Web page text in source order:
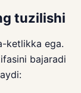
tuzilishi
ketlikka ega.
bajaradi